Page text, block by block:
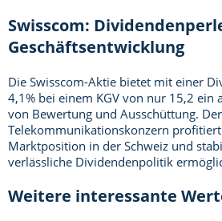
Swisscom:
Geschäftsentwicklung
Die Swisscom-Aktie bietet mit einer
4,1% bei einem KGV von nur 15,2 ein
von Bewertung und Ausschüttung. Der
Telekommunikationskonzern
Marktposition in der Schweiz und
verlässliche Dividendenpolitik
Weitere interessante